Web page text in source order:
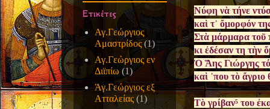
Νύφη νὰ τήνε
καὶ τ᾿ ὄμορφόν
Στὰ μάρμαρα τοῦ
κι ἐδέσαν τη τὴν
Ὁ Ἅης Γιώργης τό
καὶ ᾿που τὸ ἄγριο
Τὸ γρίβαν⁵ του
Ετικέτες
Αγ.Γεώργιος
Αμαστρίδος (1)
Αγ.Γεώργιος εν
Διϊπίω (1)
Άγ.Γεώργιος εξ
Ατταλείας (1)